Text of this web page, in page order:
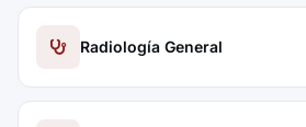
Radiología General